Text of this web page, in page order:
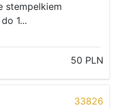
stempelkiem
1...
50 PLN
33826